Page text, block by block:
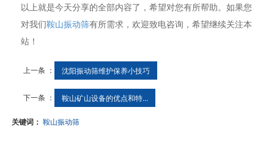
以上就是今天分享的全部内容了，希望对您有所帮助。如果您
对我们鞍山振动筛有所需求，欢迎致电咨询，希望继续关注本
站！
上一条 ： 沈阳振动筛维护保养小技巧
下一条 ： 鞍山矿山设备​的优点和特...
关键词：鞍山振动筛